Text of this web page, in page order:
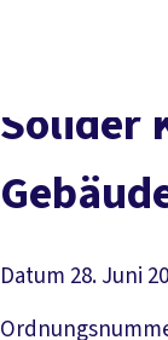
Solider
Datum 28. Juni